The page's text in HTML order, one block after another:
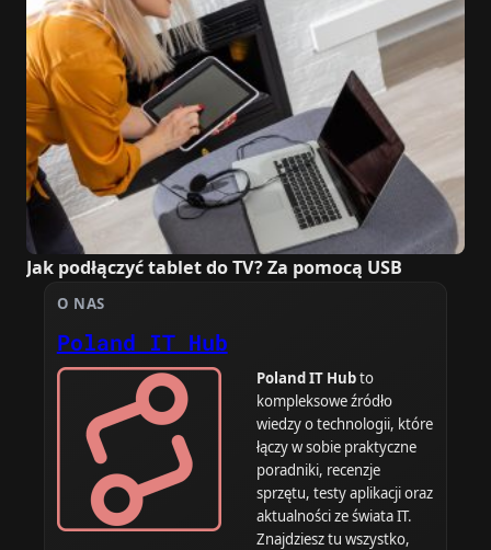
Jak podłączyć tablet do TV? Za pomocą USB
O NAS
Poland IT Hub
Poland IT Hubto
kompleksowe źródło
wiedzy o technologii, które
łączy w sobie praktyczne
poradniki, recenzje
sprzętu, testy aplikacji oraz
aktualności ze świata IT.
Znajdziesz tu wszystko,